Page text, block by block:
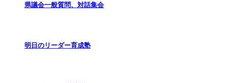
県議会一般質問、対話集会
明日のリーダー育成塾